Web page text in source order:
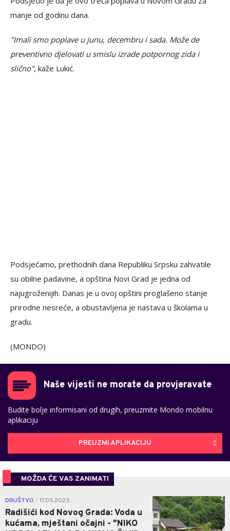
manje od godinu dana.
"Imali smo poplave u junu, decembru i sada. Može de
preventivno djelovati u smislu izrade potpornog zida i
slično", kaže Lukić.
Podsjećamo, prethodnih dana Republiku Srpsku zahvatile
su obilne padavine, a opština Novi Grad je jedna od
najugroženijih. Danas je u ovoj opštini proglašeno stanje
prirodne nesreće, a obustavljena je nastava u školama u
gradu.
(MONDO)
Naše vijesti ne morate da provjeravate
Budite bolje informisani od drugih, preuzmite Mondo mobilnu
aplikaciju
PREUZMI APLIKACIJU
MOŽDA ĆE VAS ZANIMATI
DRUŠTVO 17.05.2023.
Radišići kod Novog Grada: Voda u
kućama, mještani očajni - "NIKO
2